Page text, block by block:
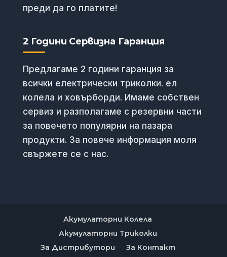
преди да го платите!
2 Години Сервизна Гаранция
Предлагаме 2 години гаранция за
всички електрически триколки. ел
колела и ховърборди. Имаме собствен
сервиз и разполагаме с резервни части
за повечето популярни на пазара
продукти. За повече информация моля
свържете се с нас.
Акумулаторни Колела
Акумулаторни Триколки
За Дистрибутори
За Контакт